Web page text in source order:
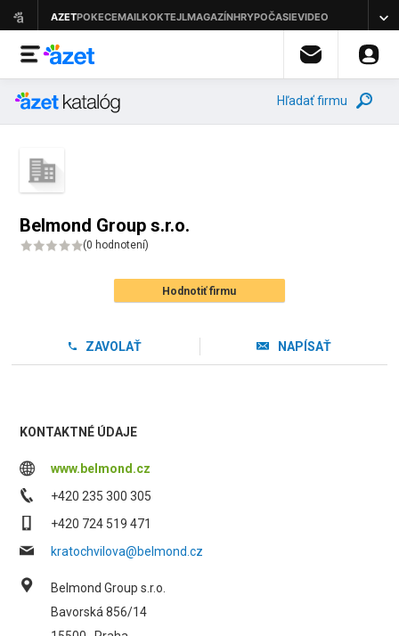
Hľadať firmu
Belmond Group s.r.o.
(0 hodnotení)
Hodnotiť firmu
ZAVOLAŤ NAPÍSAŤ
KONTAKTNÉ ÚDAJE
www.belmond.cz
+420 235 300 305
+420 724 519 471
kratochvilova@belmond.cz
Belmond Group s.r.o.
Bavorská 856/14